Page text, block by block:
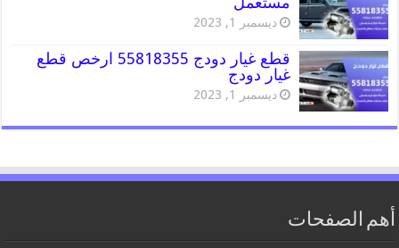
ديسمبر 1, 2023
قطع غيار دودج 55818355 ارخص قطع
غيار دودج
ديسمبر 1, 2023
أهم الصفحات